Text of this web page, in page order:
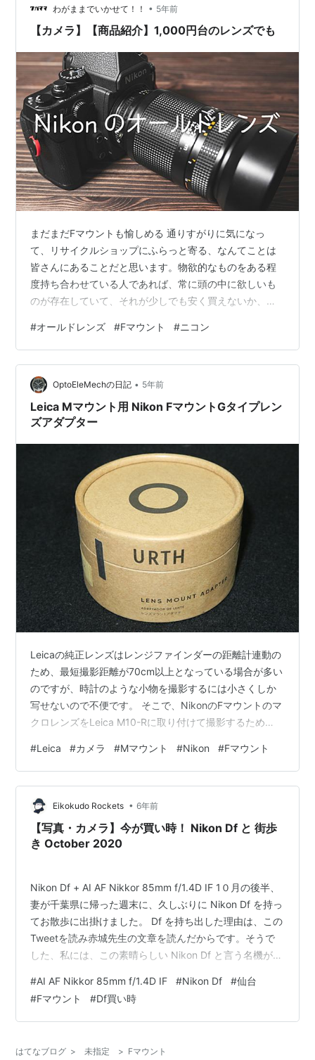
とっくに戦争終わっとるやないか⁉ 地味にMINOXもそう
ですけどね。マルパクリの例として毎度出しちゃいます
わがままでいかせて！！ • 5年前
【カメラ】【商品紹介】1,000円台のレンズでも
まだまだFマウントも愉しめる 通りすがりに気になっ
て、リサイクルショップにふらっと寄る、なんてことは
皆さんにあることだと思います。物欲的なものをある程
度持ち合わせている人であれば、常に頭の中に欲しいも
のが存在していて、それが少しでも安く買えないか、と
となる要因が自分にとっては中古のレンズになっていま
す。程度のよい古いレンズがたまに格安で売られている
ことがあり、購買意欲をそそってくるのです。 またまた
見つけてしまった１品 細かく細部を見てみる あらためて
Dfに装着してみる レンズ性能について またまた見つけて
しまった１品 Ai AF Zoom N…
#オールドレンズ #Fマウント #ニコン
OptoEleMechの日記 • 5年前
Leica Mマウント用 Nikon FマウントGタイプレン
ズアダプター
Leicaの純正レンズはレンジファインダーの距離計連動の
ため、最短撮影距離が70cm以上となっている場合が多い
のですが、時計のような小物を撮影するには小さくしか
写せないので不便です。 そこで、NikonのFマウントのマ
クロレンズをLeica M10-Rに取り付けて撮影するため
レンズでもレンズに絞りを調整する リングが付いていな
いタイプのレンズはGタイプレンズと呼ばれていて、レン
ズ自身では絞りを変えられません。当然M10-Rからは制
御できないので、Gタイプレンズの絞りを変えられるマウ
ントアダプターが必要です。 Urth レンズマウントアダプ
ター…
#Leica #カメラ #Mマウント #Nikon #Fマウント
Eikokudo Rockets • 6年前
【写真・カメラ】今が買い時！ Nikon Df と 街歩
き October 2020
Nikon Df + AI AF Nikkor 85mm f/1.4D IF 1０月の後半、
妻が千葉県に帰った週末に、久しぶりに Nikon Df を持っ
てお散歩に出掛けました。 Df を持ち出した理由は、この
Tweetを読み赤城先生の文章を読んだからです。そうで
した、私には、この素晴らしい Nikon Df と言う名機があ
赤城耕一 (@summar2) October 20, 2020 さてと、Df に
付けるレンズはどれにしようか？ 非Aiレンズも、Aiレン
ズも色々持って来ていますが、この日は Ai の Dレンズに
#AI AF Nikkor 85mm f/1.4D IF #Nikon Df #仙台
#Fマウント #Df買い時
はてなブログ > 未指定 > Fマウント